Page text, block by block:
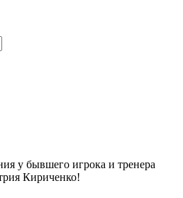
у бывшего игрока и тренера
Кириченко!